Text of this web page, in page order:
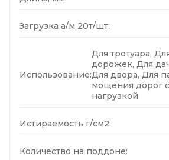
Загрузка а/м 20т/шт:
Использование:
Для тротуара,
дорожек, Для
Для двора, Для
мощения дорог
нагрузкой
Истираемость г/см2:
Количество на поддоне: